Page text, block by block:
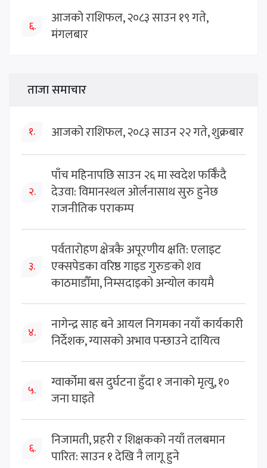
६.
आजको राशिफल, २०८३ साउन १९ गते,
मंगलबार
ताजा समाचार
१. आजको राशिफल, २०८३ साउन २२ गते, शुक्रबार
२.
पाँच महिनापछि साउन २६ मा स्वदेश फर्किँदै
देउवा: विमानस्थल ओर्लनासाथ सुरु हुनेछ
राजनीतिक पराकम्प
३.
पर्वतारोहण क्षेत्रकै अपूरणीय क्षति: एलाइट
एक्सपेडका वरिष्ठ गाइड गुरुङको शव
काठमाडौँमा, निम्सदाइको अन्योल कायमै
४.
नागेन्द्र साह बने आयल निगमका नयाँ कार्यकारी
निर्देशक, ग्यासको अभाव पन्छाउने दायित्व
५.
ग्वार्कोमा बस दुर्घटना हुँदा १ जनाको मृत्यु, १०
जना घाइते
६.
निजामती, प्रहरी र शिक्षकको नयाँ तलबमान
पारित: साउन १ देखि नै लागू हुने